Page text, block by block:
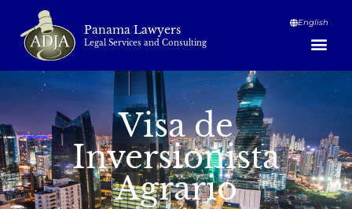
Panama Lawyers
Legal Services and Consulting
English
Visa de
Inversionista
Agrario